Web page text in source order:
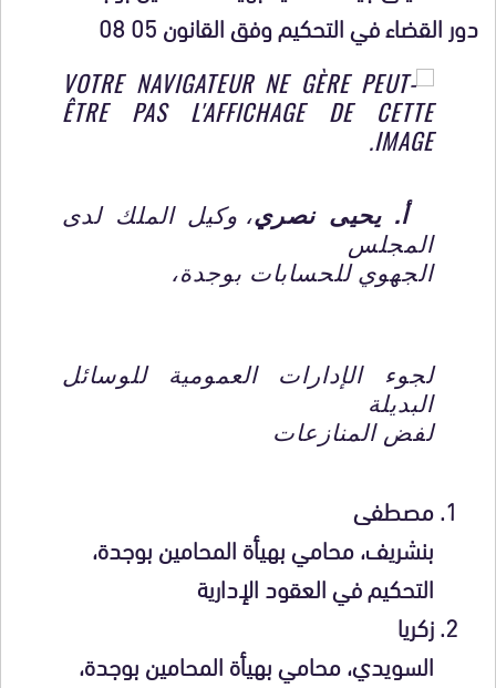
دور القضاء في التحكيم وفق القانون 05 08
أ. يحيى نصري، وكيل الملك لدى
المجلس
الجهوي للحسابات بوجدة،
لجوء الإدارات العمومية للوسائل
البديلة
لفض المنازعات
مصطفى
بنشريف، محامي بهيأة المحامين بوجدة،
التحكيم في العقود الإدارية
زكريا
السويدي، محامي بهيأة المحامين بوجدة،